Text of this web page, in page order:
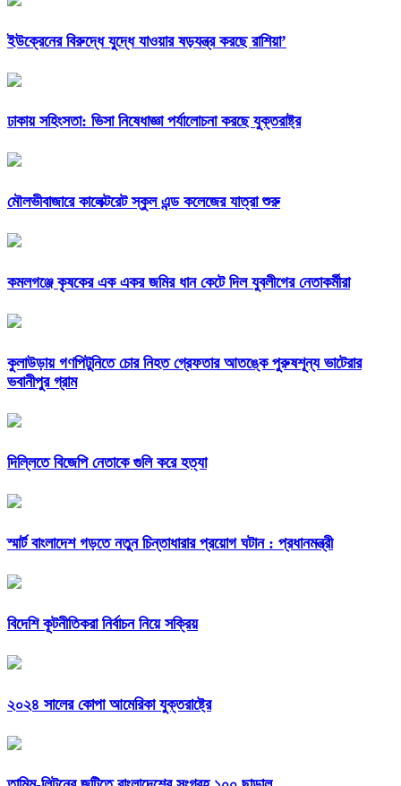
ইউক্রেনের বিরুদ্ধে যুদ্ধে যাওয়ার ষড়যন্ত্র করছে‌‌ রাশিয়া’
ঢাকায় সহিংসতা: ভিসা নিষেধাজ্ঞা পর্যালোচনা করছে যুক্তরাষ্ট্র
মৌলভীবাজারে কালেক্টরেট স্কুল এন্ড কলেজের যাত্রা শুরু
কমলগঞ্জে কৃষকের এক একর জমির ধান কেটে দিল যুবলীগের নেতাকর্মীরা
কুলাউড়ায় গণপিটুনিতে চোর নিহত গ্রেফতার আতঙ্কে পুরুষশূন্য ভাটেরার
ভবানীপুর গ্রাম
দিল্লিতে বিজেপি নেতাকে গুলি করে হত্যা
স্মার্ট বাংলাদেশ গড়তে নতুন চিন্তাধারার প্রয়োগ ঘটান : প্রধানমন্ত্রী
বিদেশি কূটনীতিকরা নির্বাচন নিয়ে সক্রিয়
২০২৪ সালের কোপা আমেরিকা যুক্তরাষ্ট্রে